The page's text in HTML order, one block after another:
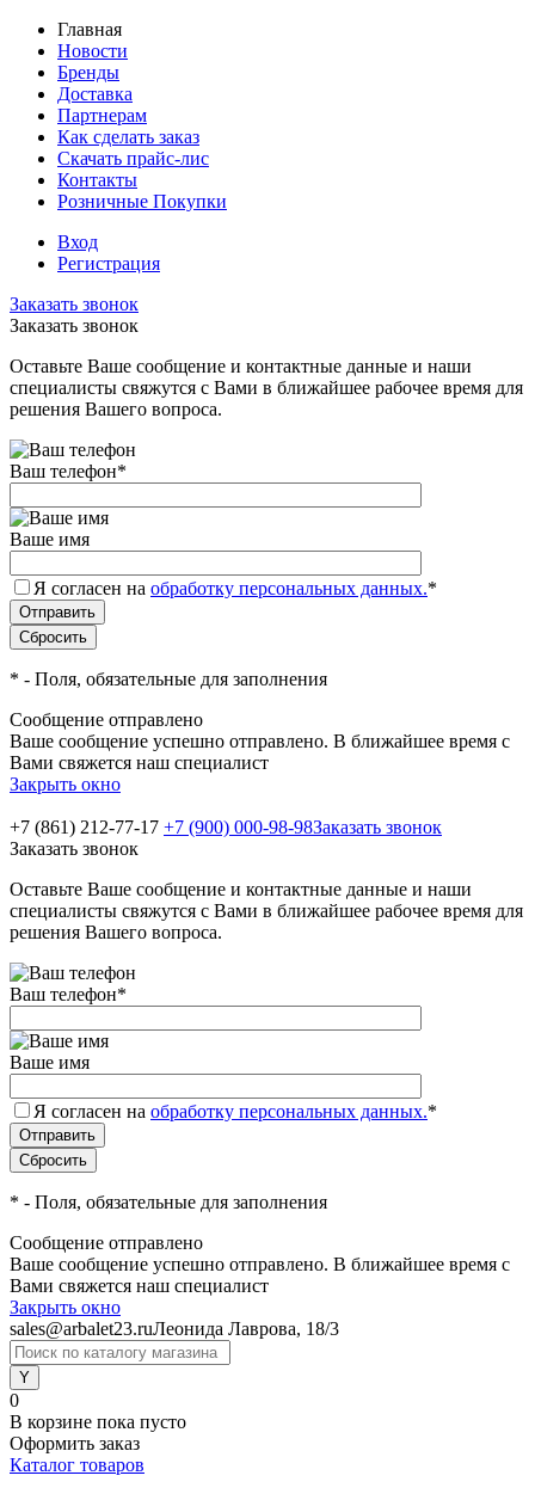
Главная
Новости
Бренды
Доставка
Партнерам
Как сделать заказ
Скачать прайс-лис
Контакты
Розничные Покупки
Вход
Регистрация
Заказать звонок
Заказать звонок
Оставьте Ваше сообщение и контактные данные и наши
специалисты свяжутся с Вами в ближайшее рабочее время для
решения Вашего вопроса.
Ваш телефон*
Ваше имя
Я согласен на обработку персональных данных.*
* - Поля, обязательные для заполнения
Сообщение отправлено
Ваше сообщение успешно отправлено. В ближайшее время с
Вами свяжется наш специалист
Закрыть окно
+7 (861) 212-77-17 +7 (900) 000-98-98Заказать звонок
Заказать звонок
Оставьте Ваше сообщение и контактные данные и наши
специалисты свяжутся с Вами в ближайшее рабочее время для
решения Вашего вопроса.
Ваш телефон*
Ваше имя
Я согласен на обработку персональных данных.*
* - Поля, обязательные для заполнения
Сообщение отправлено
Ваше сообщение успешно отправлено. В ближайшее время с
Вами свяжется наш специалист
Закрыть окно
sales@arbalet23.ruЛеонида Лаврова, 18/3
0
В корзине пока пусто
Оформить заказ
Каталог товаров